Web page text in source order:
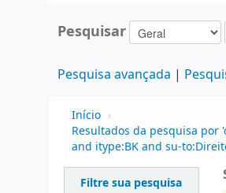
Pesquisar
Pesquisa avançada
Início ›
Resultados da pesquisa por
and itype:BK and su-
Filtre sua pesquisa